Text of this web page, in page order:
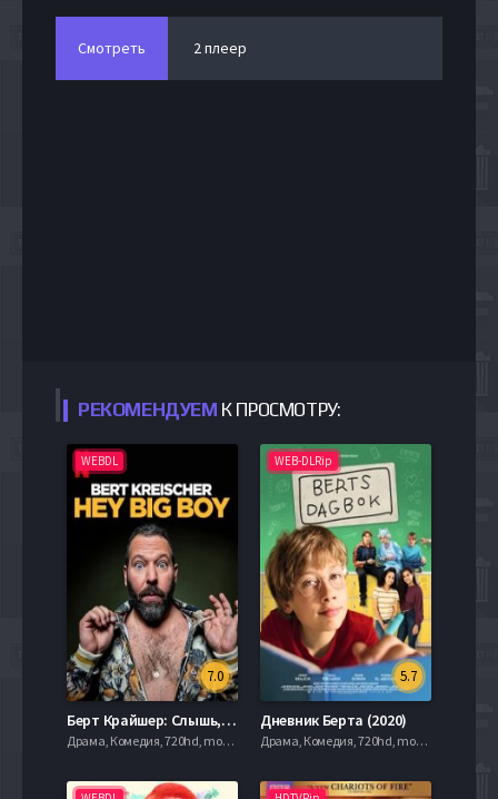
Смотреть 2 плеер
РЕКОМЕНДУЕМ К ПРОСМОТРУ:
WEBDL
7.0
Берт Крайшер: Слышь, здоровяк (2020)
Драма, Комедия, 720hd, mobilen,
WEB-DLRip
5.7
Дневник Берта (2020)
Драма, Комедия, 720hd, mobilen,